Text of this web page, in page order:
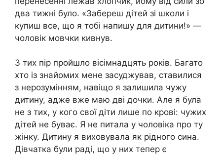
два тижні було. «Забереш дітей зі школи і
купиш все, що я тобі напишу для дитини!» —
чоловік мовчки кивнув.
З тих пір пройшло вісімнадцять років. Багато
хто із знайомих мене засуджував, ставилися
з нерозумінням, навіщо я залишила чужу
дитину, адже вже маю дві дочки. Але я була
не з тих, у кого свої діти лише по крові: чужих
дітей не буває. Я не питала у чоловіка про ту
жінку. Дитину я виховувала як рідного сина.
Дівчатка були раді, що у них тепер є